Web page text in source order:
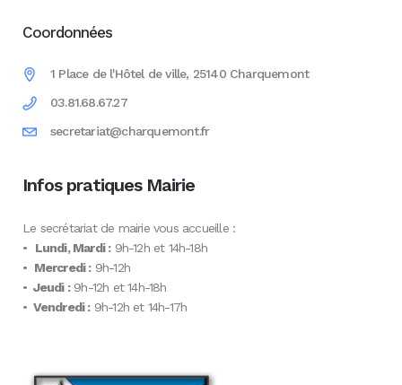
Coordonnées
1 Place de l'Hôtel de ville, 25140 Charquemont
03.81.68.67.27
secretariat@charquemont.fr
Infos pratiques Mairie
Le secrétariat de mairie vous accueille :
• Lundi, Mardi :9h-12h et 14h-18h
• Mercredi :9h-12h
• Jeudi :9h-12h et 14h-18h
• Vendredi :9h-12h et 14h-17h